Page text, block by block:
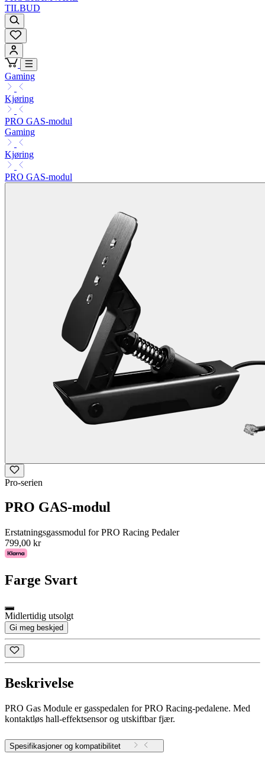
TILBUD
Gaming
Kjøring
PRO GAS-modul
Gaming
Kjøring
PRO GAS-modul
Pro-serien
PRO GAS-modul
Erstatningsgassmodul for PRO Racing Pedaler
799,00 kr
Farge Svart
Midlertidig utsolgt
Gi meg beskjed
Beskrivelse
PRO Gas Module er gasspedalen for PRO Racing-pedalene. Med
kontaktløs hall-effektsensor og utskiftbar fjær.
Spesifikasjoner og kompatibilitet